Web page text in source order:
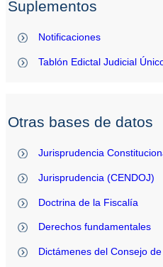
Suplementos
Notificaciones
Tablón Edictal Judicial
Otras bases de datos
Jurisprudencia
Jurisprudencia (CENDOJ)
Doctrina de la Fiscalía
Derechos fundamentales
Dictámenes del Consejo